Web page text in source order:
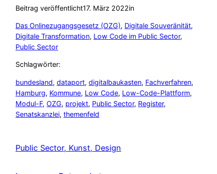
Beitrag veröffentlicht17. März 2022in
Das Onlinezugangsgesetz (OZG), Digitale Souveränität
Digitale Transformation, Low Code im Public Sector
Public Sector
Schlagwörter:
bundesland, dataport, digitalbaukasten, Fachverfahren
Hamburg, Kommune, Low Code, Low-Code-Plattform
Modul-F, OZG, projekt, Public Sector, Register
Senatskanzlei, themenfeld
Public Sector, Kunst, Design